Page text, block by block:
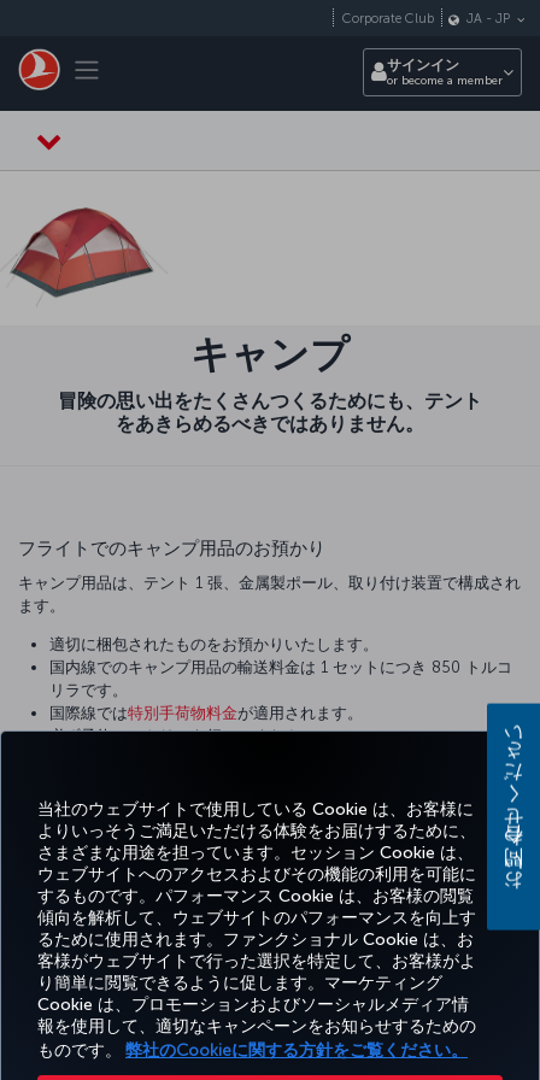
当社のウェブサイトで使用している Cookie は、お客様に
よりいっそうご満足いただける体験をお届けするために、
さまざまな用途を担っています。セッション Cookie は、
ウェブサイトへのアクセスおよびその機能の利用を可能に
するものです。パフォーマンス Cookie は、お客様の閲覧
傾向を解析して、ウェブサイトのパフォーマンスを向上す
るために使用されます。ファンクショナル Cookie は、お
客様がウェブサイトで行った選択を特定して、お客様がよ
り簡単に閲覧できるように促します。マーケティング
Cookie は、プロモーションおよびソーシャルメディア情
報を使用して、適切なキャンペーンをお知らせするための
ものです。
弊社のCookieに関する方針をご覧ください。
Toggle navigation
Corporate Club JA - JP
サインイン
or become a member
キャンプ
冒険の思い出をたくさんつくるためにも、テント
をあきらめるべきではありません。
フライトでのキャンプ用品のお預かり
キャンプ用品は、テント 1 張、金属製ポール、取り付け装置で構成され
ます。
適切に梱包されたものをお預かりいたします。
国内線でのキャンプ用品の輸送料金は 1 セットにつき 850 トルコ
リラです。
国際線では特別手荷物料金が適用されます。
必ず予約エントリーを行ってください。
弊社の保有機材の航空機には、このサイズの貨物の輸送に適してい
ないものがあります。予約の際に必ず担当者にお知らせください。
適切でないサイズの用具は貨物便での取り扱いとなります。
損傷を受けないようにしっかりと梱包してください。
Facebook
TwitterInstagram
YouTubeLinkedIn
Tiktokブログ
エク
スペ
リエ
ンス
お得
な情
報と
目的
地
お気
に入
りの
目的
地
ヘ
ル
プ
Miles&Smiles
Corporate
Club
お問い合わせください